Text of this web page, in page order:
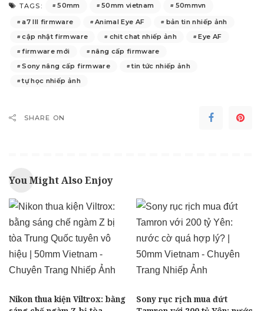
TAGS: 50mm 50mm vietnam
50mmvn
a7 III firmware
Animal Eye AF
bản tin nhiếp ảnh
cập nhật firmware
chit chat nhiếp ảnh
Eye AF
firmware mới
nâng cấp firmware
Sony nâng cấp firmware
tin tức nhiếp ảnh
tự học nhiếp ảnh
SHARE ON
You Might Also Enjoy
Nikon thua kiện Viltrox: bằng
Sony rục rịch mua đứt